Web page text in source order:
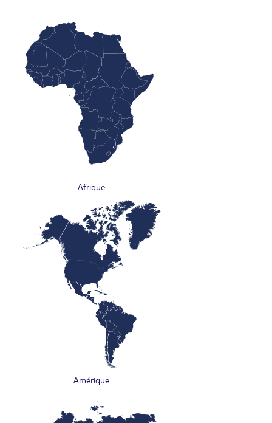
Afrique
Amérique